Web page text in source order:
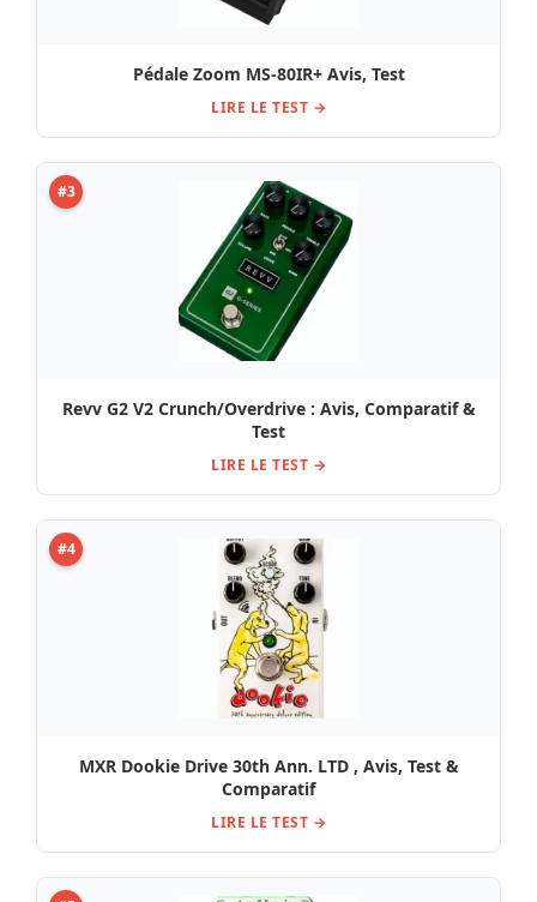
Pédale Zoom MS-80IR+ Avis, Test
LIRE LE TEST →
#3
Revv G2 V2 Crunch/Overdrive : Avis, Comparatif &
Test
LIRE LE TEST →
#4
MXR Dookie Drive 30th Ann. LTD , Avis, Test &
Comparatif
LIRE LE TEST →